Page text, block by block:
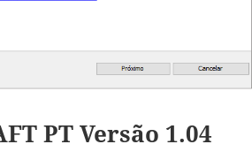
PT Versão 1.04